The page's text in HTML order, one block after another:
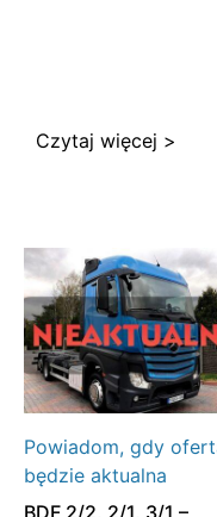
Czytaj więcej >
Powiadom, gdy
będzie aktualna
BDF 2/2, 2/1, 3/1 –